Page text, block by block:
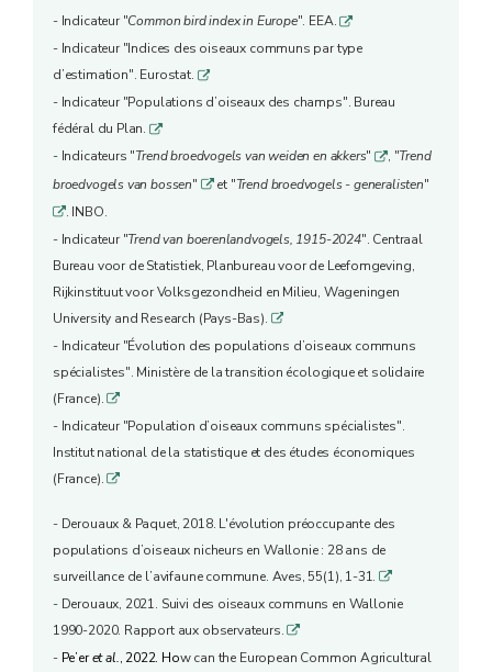
- Indicateur "Common bird index in Europe". EEA.q
- Indicateur "Indices des oiseaux communs par type
d’estimation". Eurostat. q
- Indicateur "Populations d’oiseaux des champs". Bureau
fédéral du Plan. q
- Indicateurs "Trend broedvogels van weiden en akkers"q, "Trend
broedvogels van bossen" qet "Trend broedvogels - generalisten"
q. INBO.
- Indicateur "Trend van boerenlandvogels, 1915-2024". Centraal
Bureau voor de Statistiek, Planbureau voor de Leefomgeving,
Rijkinstituut voor Volksgezondheid en Milieu, Wageningen
University and Research (Pays-Bas). q
- Indicateur "Évolution des populations d’oiseaux communs
spécialistes". Ministère de la transition écologique et solidaire
(France). q
- Indicateur "Population d’oiseaux communs spécialistes".
Institut national de la statistique et des études économiques
(France). q
- Derouaux & Paquet, 2018. L'évolution préoccupante des
populations d’oiseaux nicheurs en Wallonie : 28 ans de
surveillance de l’avifaune commune. Aves, 55(1), 1-31. q
- Derouaux, 2021. Suivi des oiseaux communs en Wallonie
1990-2020. Rapport aux observateurs.q
- Pe’eret al.,2022. How can the European Common Agricultural